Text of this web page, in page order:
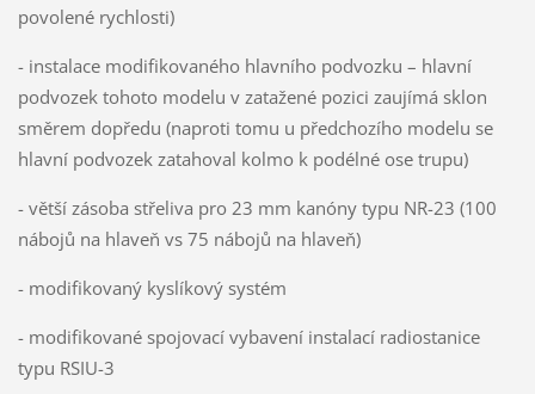
povolené rychlosti)
- instalace modifikovaného hlavního podvozku – hlavní
podvozek tohoto modelu v zatažené pozici zaujímá sklon
směrem dopředu (naproti tomu u předchozího modelu se
hlavní podvozek zatahoval kolmo k podélné ose trupu)
- větší zásoba střeliva pro 23 mm kanóny typu NR-23 (100
nábojů na hlaveň vs 75 nábojů na hlaveň)
- modifikovaný kyslíkový systém
- modifikované spojovací vybavení instalací radiostanice
typu RSIU-3